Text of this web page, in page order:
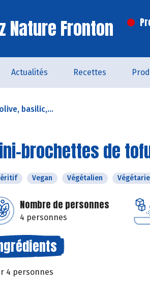
Nature Fronton
Actualités Recettes
basilic,...
brochettes de
Vegan Végétalien
Nombre de personnes
4 personnes
4 personnes